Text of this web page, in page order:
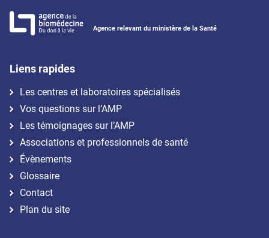
Agence relevant du ministère de la Santé
Liens rapides
Les centres et laboratoires spécialisés
Vos questions sur l’AMP
Les témoignages sur l’AMP
Associations et professionnels de santé
Évènements
Glossaire
Contact
Plan du site